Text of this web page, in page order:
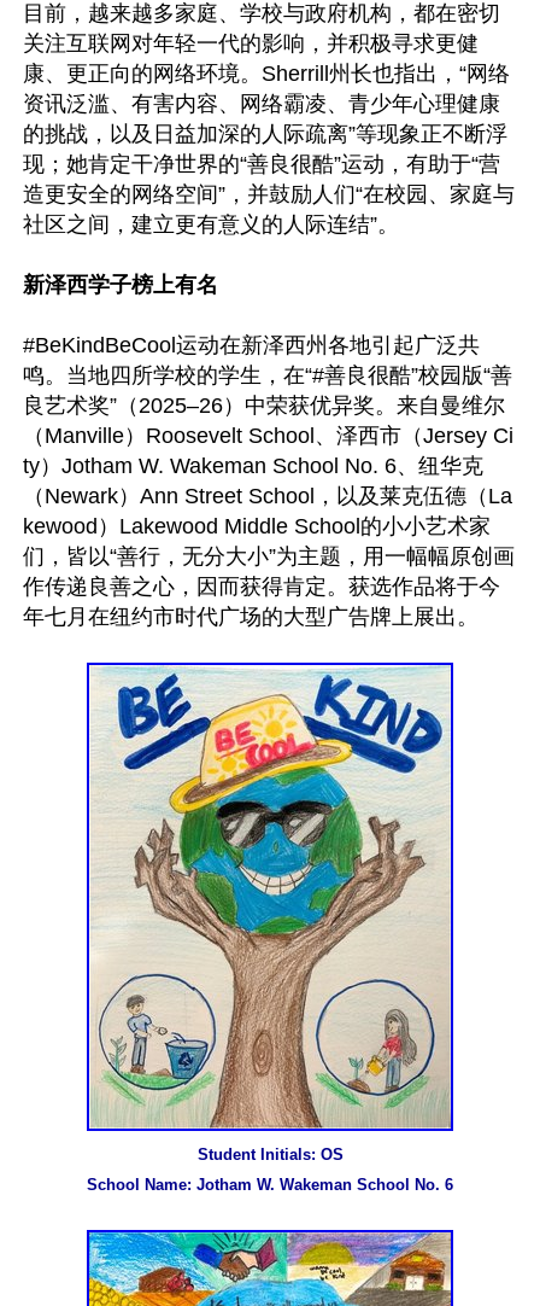
目前，越来越多家庭、学校与政府机构，都在密切
关注互联网对年轻一代的影响，并积极寻求更健
康、更正向的网络环境。Sherrill州长也指出，“网络
资讯泛滥、有害内容、网络霸凌、青少年心理健康
的挑战，以及日益加深的人际疏离”等现象正不断浮
现；她肯定干净世界的“善良很酷”运动，有助于“营
造更安全的网络空间”，并鼓励人们“在校园、家庭与
社区之间，建立更有意义的人际连结”。
新泽西学子榜上有名
#BeKindBeCool运动在新泽西州各地引起广泛共
鸣。当地四所学校的学生，在“#善良很酷”校园版“善
良艺术奖”（2025–26）中荣获优异奖。来自曼维尔
（Manville）Roosevelt School、泽西市（Jersey Ci
ty）Jotham W. Wakeman School No. 6、纽华克
（Newark）Ann Street School，以及莱克伍德（La
kewood）Lakewood Middle School的小小艺术家
们，皆以“善行，无分大小”为主题，用一幅幅原创画
作传递良善之心，因而获得肯定。获选作品将于今
年七月在纽约市时代广场的大型广告牌上展出。
Student Initials: OS
School Name: Jotham W. Wakeman School No. 6